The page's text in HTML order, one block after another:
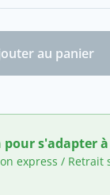
au panier
s'adapter
express / Retrait